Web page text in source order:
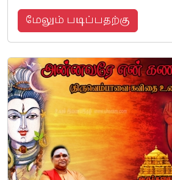
மேலும் படிப்பதற்கு